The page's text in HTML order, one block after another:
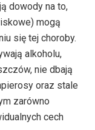
dowody na to,
mogą
się tej choroby.
alkoholu,
nie dbają
oraz stale
zarówno
cech